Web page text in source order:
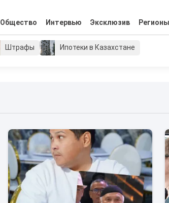
Общество Интервью Эксклюзив
Штрафы Ипотеки в Казахстане